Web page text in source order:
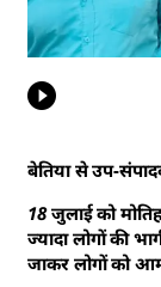
बेतिया से उप-
18 जुलाई को
ज्यादा लोगों की
जाकर लोगों को